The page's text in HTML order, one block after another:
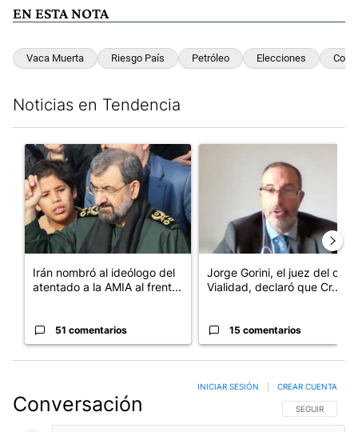
EN ESTA NOTA
Vaca Muerta Riesgo País Petróleo Elecciones
Noticias en Tendencia
Un artículo de tendencia con el título "Irán nombró al ideólogo
Irán nombró al ideólogo del
atentado a la AMIA al frent...
51 comentarios
Jorge Gorini, el juez del caso
Vialidad, declaró que Cr...
15 comentarios
Conversación SIGA ESTA
SEGUIR
INICIAR SESIÓN CREAR CUENTA